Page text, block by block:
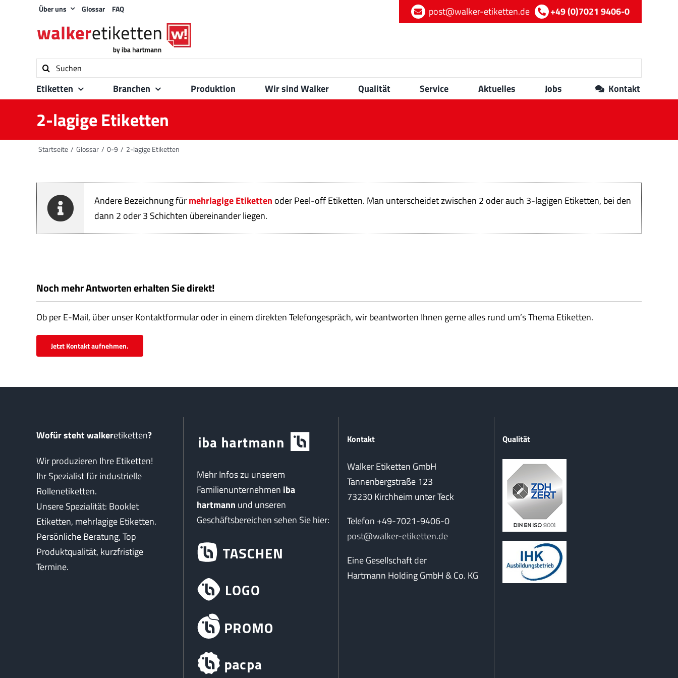
Über uns Glossar FAQ post@walker-etiketten.de +49 (0)7021 9406-0
Suche
nach:
Etiketten Branchen Produktion Wir sind Walker Qualität Service Aktuelles Jobs Kontakt
2-lagige Etiketten
Startseite Glossar 0-9 2-lagige Etiketten
Andere Bezeichnung fürmehrlagige Etiketten oder Peel-off Etiketten. Man unterscheidet zwischen 2 oder auch 3-lagigen Etiketten, bei den
dann 2 oder 3 Schichten übereinander liegen.
Noch mehr Antworten erhalten Sie direkt!
Ob per E-Mail, über unser Kontaktformular oder in einem direkten Telefongespräch, wir beantworten Ihnen gerne alles rund um’s Thema Etiketten.
Jetzt Kontakt aufnehmen.
Wofür steht walkeretiketten?
Wir produzieren Ihre Etiketten!
Ihr Spezialist für industrielle
Rollenetiketten.
Unsere Spezialität: Booklet
Etiketten, mehrlagige Etiketten.
Persönliche Beratung, Top
Produktqualität, kurzfristige
Termine.
Mehr Infos zu unserem
Familienunternehmen iba
hartmann und unseren
Geschäftsbereichen sehen Sie hier:
Kontakt
Walker Etiketten GmbH
Tannenbergstraße 123
73230 Kirchheim unter Teck
Telefon +49-7021-9406-0
post@walker-etiketten.de
Eine Gesellschaft der
Hartmann Holding GmbH & Co. KG
Qualität